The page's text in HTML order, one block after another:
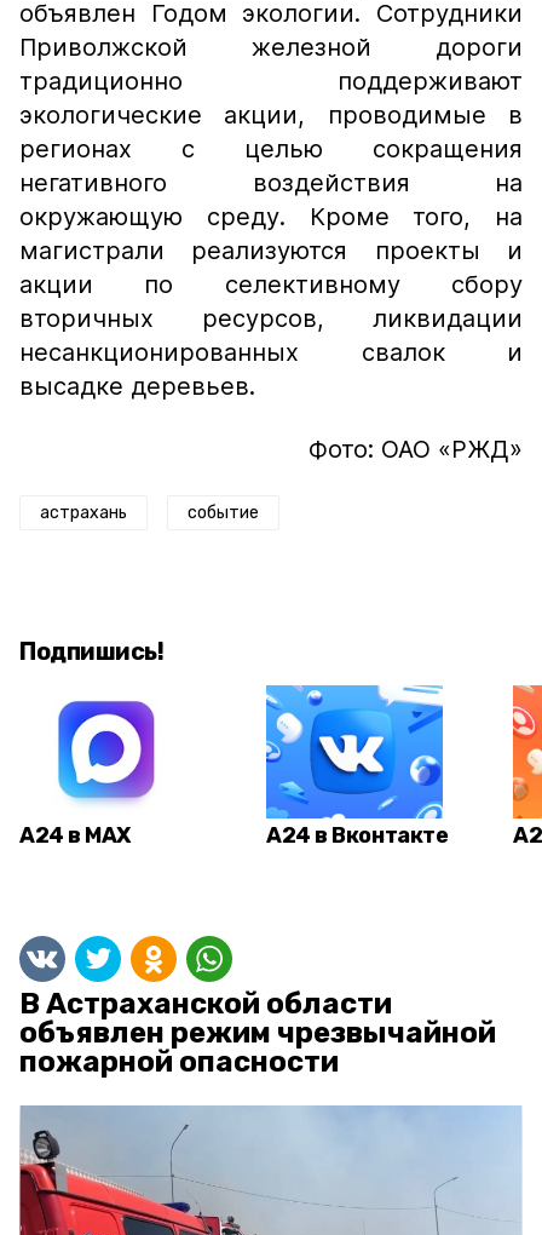
объявлен Годом экологии. Сотрудники
Приволжской железной дороги
традиционно поддерживают
экологические акции, проводимые в
регионах с целью сокращения
негативного воздействия на
окружающую среду. Кроме того, на
магистрали реализуются проекты и
акции по селективному сбору
вторичных ресурсов, ликвидации
несанкционированных свалок и
высадке деревьев.
Фото: ОАО «РЖД»
астрахань событие
Подпишись!
А24 в MAX А24 в Вконтакте
В Астраханской области
объявлен режим чрезвычайной
пожарной опасности